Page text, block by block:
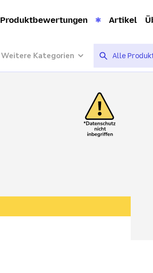
Produktbewertungen Artikel
Weitere Kategorien